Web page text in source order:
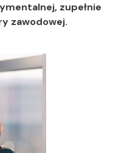
zupełnie
zawodowej.